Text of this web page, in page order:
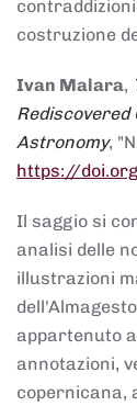
costruzione
Ivan Malara,
Rediscovered
Astronomy,
https://
Il saggio si
analisi delle
illustrazioni
appartenuto
annotazioni,
copernicana,